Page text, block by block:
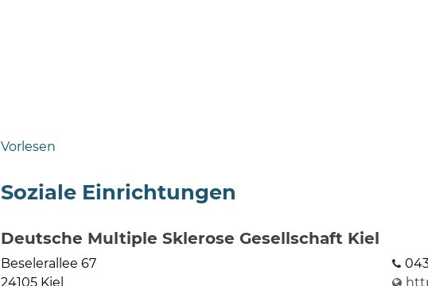
Vorlesen
Soziale Einrichtungen
Deutsche Multiple Sklerose Gesellschaft Kiel
Beselerallee 67
24105 Kiel